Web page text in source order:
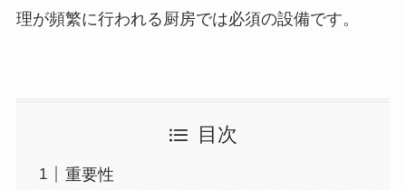
理が頻繁に行われる厨房では必須の設備です。
目次
重要性